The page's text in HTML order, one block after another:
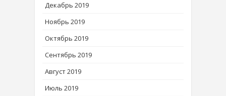
Декабрь 2019
Ноябрь 2019
Октябрь 2019
Сентябрь 2019
Август 2019
Июль 2019